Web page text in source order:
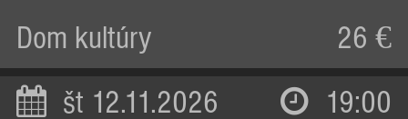
Dom kultúry 26 €
št 12.11.2026 19:00